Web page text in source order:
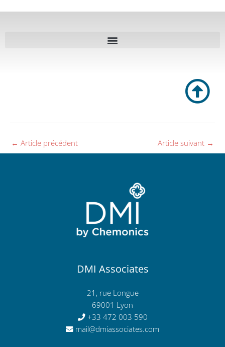
← Article précédent Article suivant →
DMI Associates
21, rue Longue
69001 Lyon
+33 472 003 590
mail@dmiassociates.com